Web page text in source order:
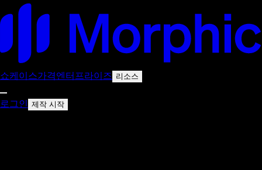
쇼케이스가격엔터프라이즈 리소스
로그인 제작 시작